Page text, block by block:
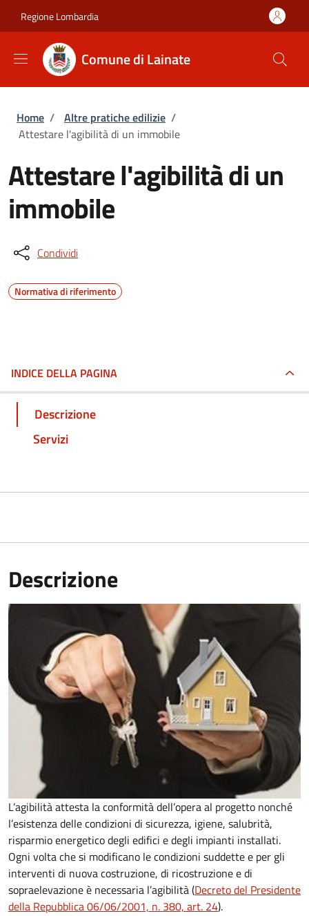
Regione Lombardia
Comune di Lainate
Briciole di pane
Home / Altre pratiche edilizie /
Attestare l'agibilità di un immobile
Attestare l'agibilità di un
immobile
Condividi
Normativa di riferimento
INDICE DELLA PAGINA
Descrizione
Servizi
Descrizione
L’agibilità attesta la conformità dell’opera al progetto nonché
l’esistenza delle condizioni di sicurezza, igiene, salubrità,
risparmio energetico degli edifici e degli impianti installati.
Ogni volta che si modificano le condizioni suddette e per gli
interventi di nuova costruzione, di ricostruzione e di
sopraelevazione è necessaria l’agibilità (Decreto del Presidente
della Repubblica 06/06/2001, n. 380, art. 24).